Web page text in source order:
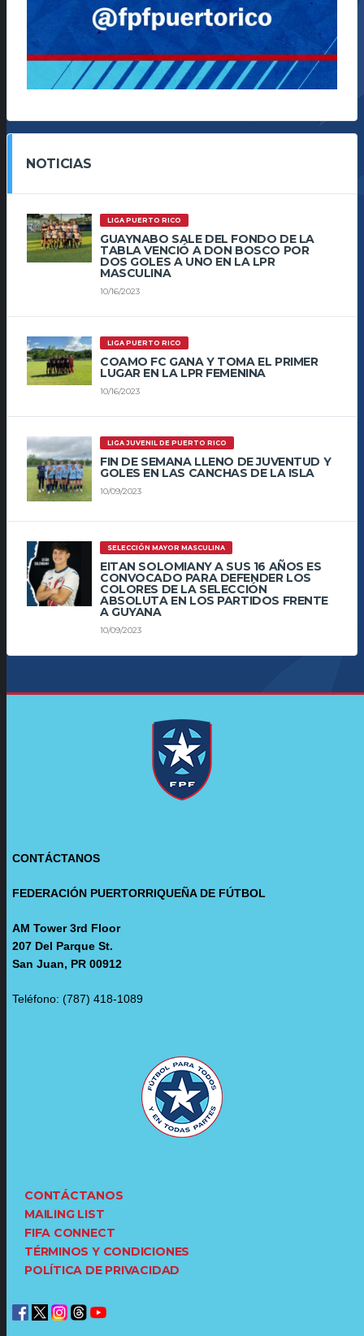
NOTICIAS
LIGA PUERTO RICO
GUAYNABO SALE DEL FONDO DE LA
TABLA VENCIÓ A DON BOSCO POR
DOS GOLES A UNO EN LA LPR
MASCULINA
10/16/2023
LIGA PUERTO RICO
COAMO FC GANA Y TOMA EL PRIMER
LUGAR EN LA LPR FEMENINA
10/16/2023
LIGA JUVENIL DE PUERTO RICO
FIN DE SEMANA LLENO DE JUVENTUD Y
GOLES EN LAS CANCHAS DE LA ISLA
10/09/2023
SELECCIÓN MAYOR MASCULINA
EITAN SOLOMIANY A SUS 16 AÑOS ES
CONVOCADO PARA DEFENDER LOS
COLORES DE LA SELECCIÓN
ABSOLUTA EN LOS PARTIDOS FRENTE
A GUYANA
10/09/2023
CONTÁCTANOS
FEDERACIÓN PUERTORRIQUEÑA DE FÚTBOL
AM Tower 3rd Floor
207 Del Parque St.
San Juan, PR 00912
Teléfono: (787) 418-1089
CONTÁCTANOS
MAILING LIST
FIFA CONNECT
TÉRMINOS Y CONDICIONES
POLÍTICA DE PRIVACIDAD